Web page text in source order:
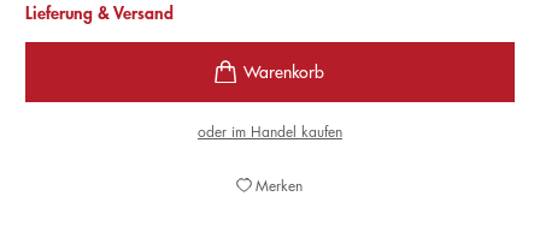
Lieferung & Versand
oder im Handel kaufen
Merken